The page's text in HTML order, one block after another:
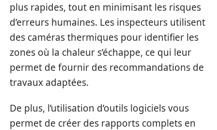
plus rapides, tout en minimisant les risques
d’erreurs humaines. Les inspecteurs utilisent
des caméras thermiques pour identifier les
zones où la chaleur s’échappe, ce qui leur
permet de fournir des recommandations de
travaux adaptées.
De plus, l’utilisation d’outils logiciels vous
permet de créer des rapports complets en